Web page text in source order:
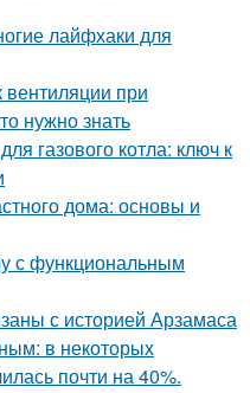
лайфхаки для
при
нужно знать
газового котла: ключ к
дома: основы и
с функциональным
с историей Арзамаса
в некоторых
почти на 40%.